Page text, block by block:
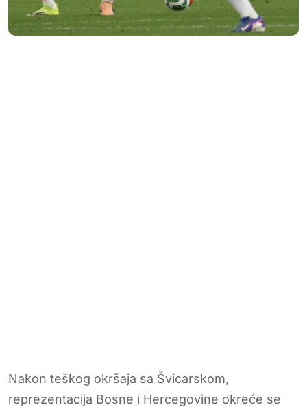
Nakon teškog okršaja sa Švicarskom,
reprezentacija Bosne i Hercegovine okreće se